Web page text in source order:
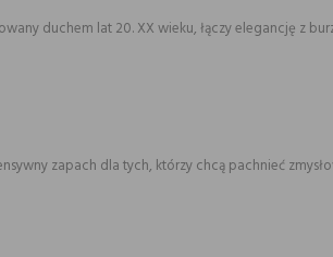
duchem lat 20. XX wieku, łączy elegancję z
zapach dla tych, którzy chcą pachnieć